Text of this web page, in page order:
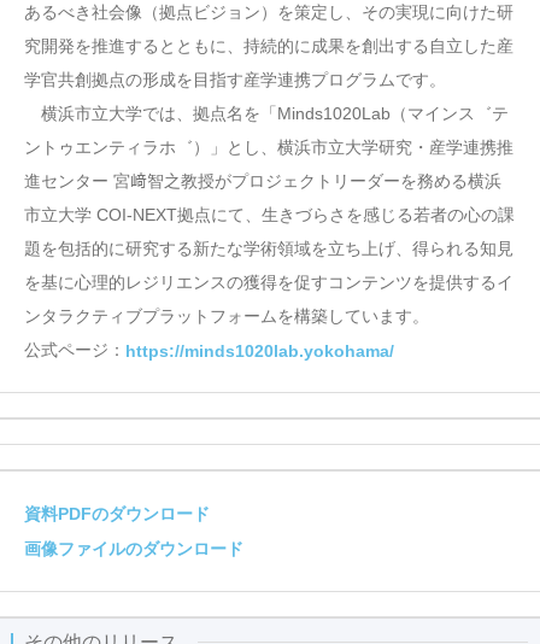
あるべき社会像（拠点ビジョン）を策定し、その実現に向けた研
究開発を推進するとともに、持続的に成果を創出する自立した産
学官共創拠点の形成を目指す産学連携プログラムです。
横浜市立大学では、拠点名を「Minds1020Lab（マインス゛テ
ントゥエンティラホ゛）」とし、横浜市立大学研究・産学連携推
進センター 宮﨑智之教授がプロジェクトリーダーを務める横浜
市立大学 COI-NEXT拠点にて、生きづらさを感じる若者の心の課
題を包括的に研究する新たな学術領域を立ち上げ、得られる知見
を基に心理的レジリエンスの獲得を促すコンテンツを提供するイ
ンタラクティブプラットフォームを構築しています。
公式ページ： https://minds1020lab.yokohama/
資料PDFのダウンロード
画像ファイルのダウンロード